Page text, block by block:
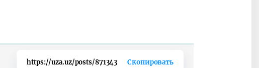
https://uza.uz/posts/871343 Скопировать